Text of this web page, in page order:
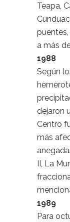
Teapa,
a más
1988
Según
dejaron
Centro
más
II, La
1989
Para